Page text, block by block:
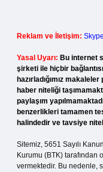
Reklam ve İletişim:
Yasal Uyarı: Bu internet
şirketi ile hiçbir
hazırladığımız
haber niteliği
paylaşım
benzerlikleri tamamen
halindedir ve tavsiye
Sitemiz, 5651 Sayılı
Kurumu (BTK) tarafından
vermektedir. Bu nedenle,